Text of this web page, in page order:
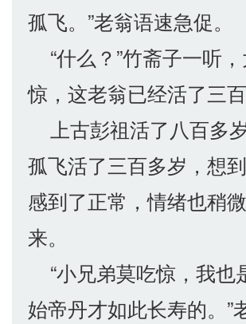
孤飞。”老翁语速急促。
“什么？”竹斋子一听
惊，这老翁已经活了三
上古彭祖活了八百多
孤飞活了三百多岁，想
感到了正常，情绪也稍
来。
“小兄弟莫吃惊，我也
始帝丹才如此长寿的。”